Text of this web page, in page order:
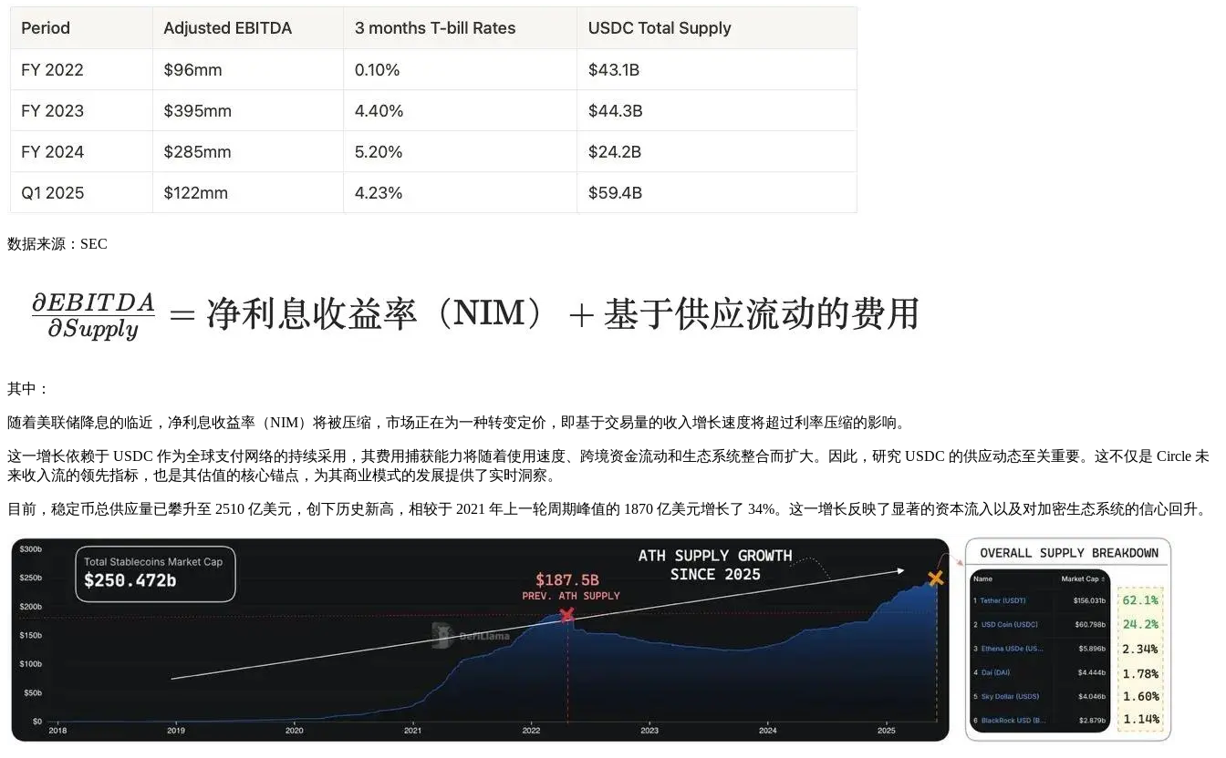
数据来源：SEC
其中：
随着美联储降息的临近，净利息收益率（NIM）将被压缩，市场正在为一种转变定价，即基于交易量的收入增长速度将超过利率压缩的影响。
这一增长依赖于 USDC 作为全球支付网络的持续采用，其费用捕获能力将随着使用速度、跨境资金流动和生态系统整合而扩大。因此，研究 USDC 的供应动态至关重要。这不仅是 Circle 未
来收入流的领先指标，也是其估值的核心锚点，为其商业模式的发展提供了实时洞察。
目前，稳定币总供应量已攀升至 2510 亿美元，创下历史新高，相较于 2021 年上一轮周期峰值的 1870 亿美元增长了 34%。这一增长反映了显著的资本流入以及对加密生态系统的信心回升。